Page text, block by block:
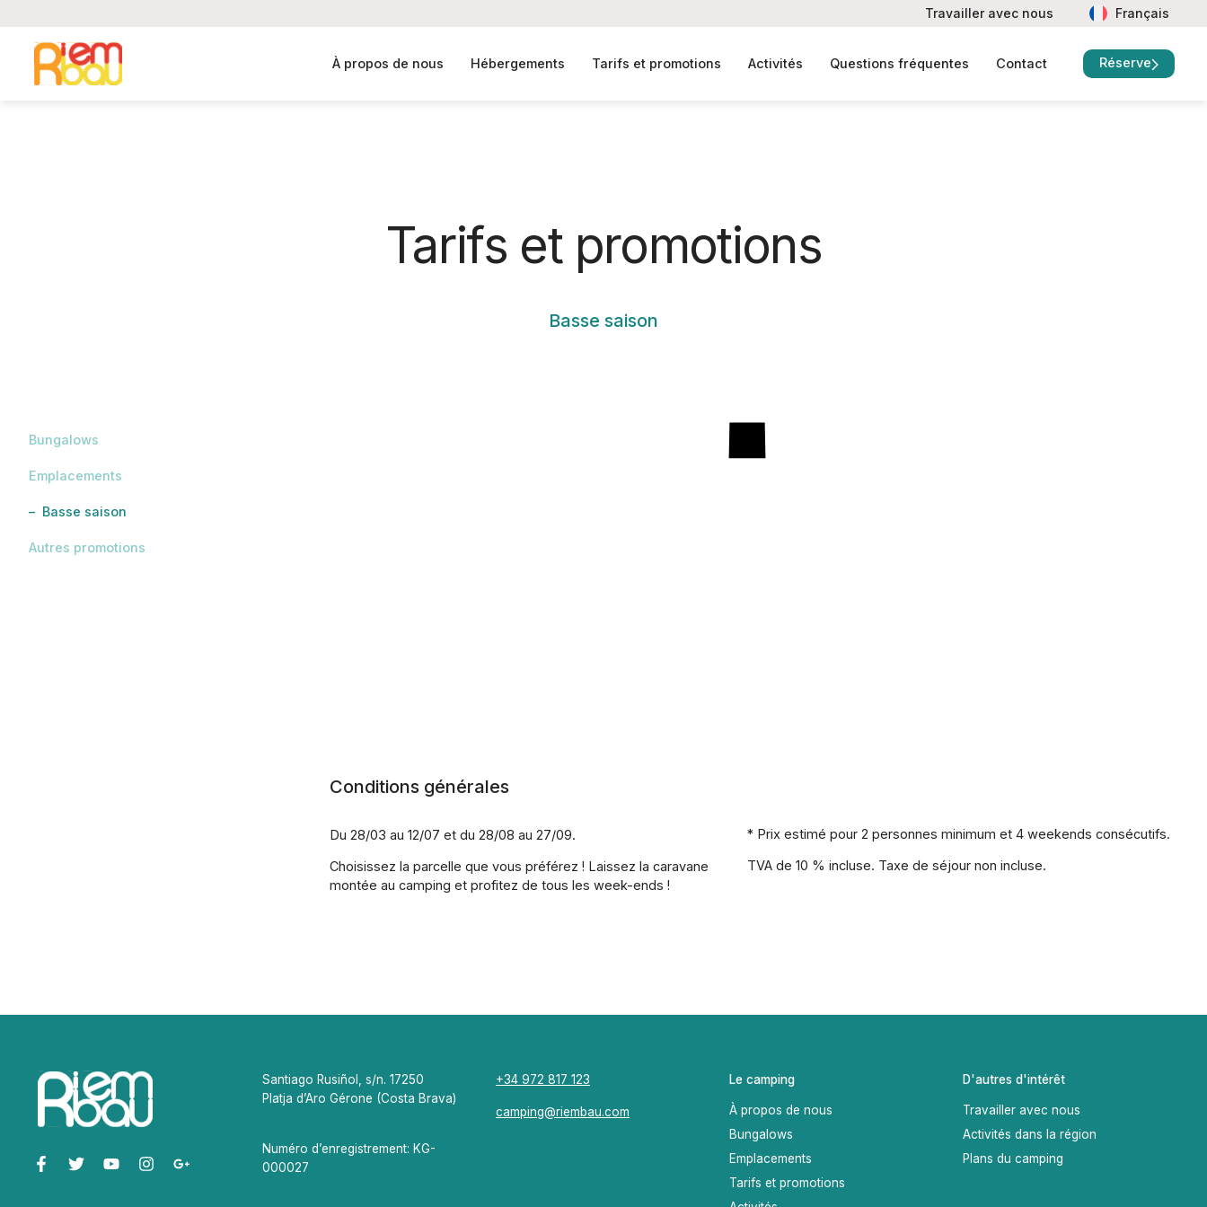
Travailler avec nous Français
À propos de nous Hébergements Tarifs et promotions Activités Questions fréquentes Contact Réserve
Tarifs et promotions
Basse saison
Bungalows
Emplacements
Basse saison
Autres promotions
Conditions générales
Du 28/03 au 12/07 et du 28/08 au 27/09.
Choisissez la parcelle que vous préférez ! Laissez la caravane
montée au camping et profitez de tous les week-ends !
* Prix estimé pour 2 personnes minimum et 4 weekends consécutifs.
TVA de 10 % incluse. Taxe de séjour non incluse.
Santiago Rusiñol, s/n. 17250
Platja d’Aro Gérone (Costa Brava)
Numéro d’enregistrement: KG-
000027
+34 972 817 123
camping@riembau.com
Le camping
À propos de nous
Bungalows
Emplacements
Tarifs et promotions
D'autres d'intérêt
Travailler avec nous
Activités dans la région
Plans du camping